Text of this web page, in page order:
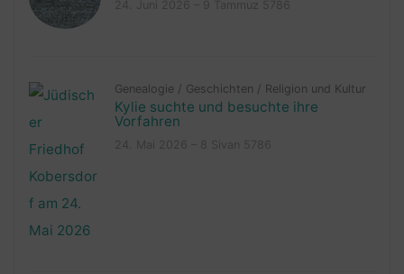
Genealogie / Geschichten / Religion und Kultur
Kylie suchte und besuchte ihre
Vorfahren